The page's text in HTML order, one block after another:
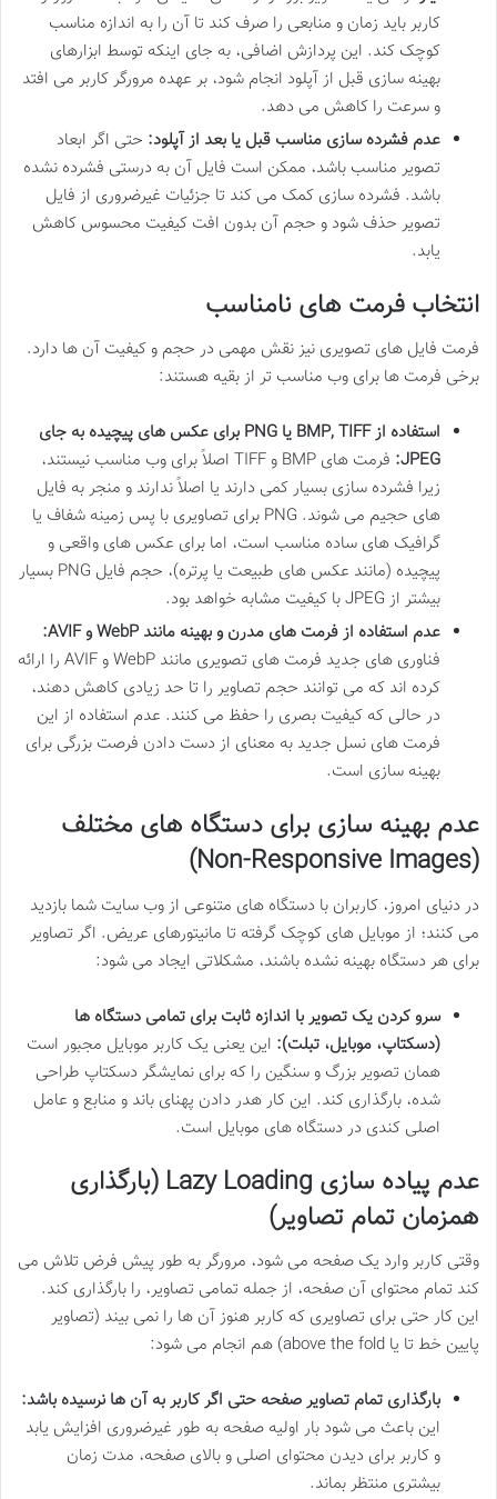
کاربر باید زمان و منابعی را صرف کند تا آن را به اندازه مناسب
کوچک کند. این پردازش اضافی، به جای اینکه توسط ابزارهای
بهینه سازی قبل از آپلود انجام شود، بر عهده مرورگر کاربر می افتد
و سرعت را کاهش می دهد.
عدم فشرده سازی مناسب قبل یا بعد از آپلود: حتی اگر ابعاد
تصویر مناسب باشد، ممکن است فایل آن به درستی فشرده نشده
باشد. فشرده سازی کمک می کند تا جزئیات غیرضروری از فایل
تصویر حذف شود و حجم آن بدون افت کیفیت محسوس کاهش
یابد.
انتخاب فرمت های نامناسب
فرمت فایل های تصویری نیز نقش مهمی در حجم و کیفیت آن ها دارد.
برخی فرمت ها برای وب مناسب تر از بقیه هستند:
استفاده از BMP, TIFF یا PNG برای عکس های پیچیده به جای
JPEG:
فرمت های BMP و TIFF اصلاً برای وب مناسب نیستند،
زیرا فشرده سازی بسیار کمی دارند یا اصلاً ندارند و منجر به فایل
های حجیم می شوند. PNG برای تصاویری با پس زمینه شفاف یا
گرافیک های ساده مناسب است، اما برای عکس های واقعی و
پیچیده (مانند عکس های طبیعت یا پرتره)، حجم فایل PNG بسیار
بیشتر از JPEG با کیفیت مشابه خواهد بود.
عدم استفاده از فرمت های مدرن و بهینه مانند WebP و AVIF:
فناوری های جدید فرمت های تصویری مانند WebP و AVIF را ارائه
کرده اند که می توانند حجم تصاویر را تا حد زیادی کاهش دهند،
در حالی که کیفیت بصری را حفظ می کنند. عدم استفاده از این
فرمت های نسل جدید به معنای از دست دادن فرصت بزرگی برای
بهینه سازی است.
عدم بهینه سازی برای دستگاه های مختلف
(Non-Responsive Images)
در دنیای امروز، کاربران با دستگاه های متنوعی از وب سایت شما بازدید
می کنند؛ از موبایل های کوچک گرفته تا مانیتورهای عریض. اگر تصاویر
برای هر دستگاه بهینه نشده باشند، مشکلاتی ایجاد می شود:
سرو کردن یک تصویر با اندازه ثابت برای تمامی دستگاه ها
(دسکتاپ، موبایل، تبلت): این یعنی یک کاربر موبایل مجبور است
همان تصویر بزرگ و سنگین را که برای نمایشگر دسکتاپ طراحی
شده، بارگذاری کند. این کار هدر دادن پهنای باند و منابع و عامل
اصلی کندی در دستگاه های موبایل است.
عدم پیاده سازی Lazy Loading (بارگذاری
همزمان تمام تصاویر)
وقتی کاربر وارد یک صفحه می شود، مرورگر به طور پیش فرض تلاش می
کند تمام محتوای آن صفحه، از جمله تمامی تصاویر، را بارگذاری کند.
این کار حتی برای تصاویری که کاربر هنوز آن ها را نمی بیند (تصاویر
پایین خط تا یا above the fold) هم انجام می شود:
بارگذاری تمام تصاویر صفحه حتی اگر کاربر به آن ها نرسیده باشد:
این باعث می شود بار اولیه صفحه به طور غیرضروری افزایش یابد
و کاربر برای دیدن محتوای اصلی و بالای صفحه، مدت زمان
بیشتری منتظر بماند.